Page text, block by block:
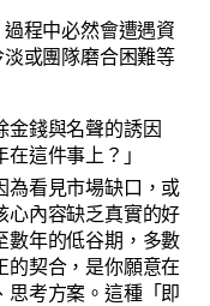
程中必然會遭遇資
或團隊磨合困難等
金錢與名聲的誘因
這件事上？」
為看見市場缺口，或
心內容缺乏真實的好
數年的低谷期，多數
的契合，是你願意在
思考方案。這種「即